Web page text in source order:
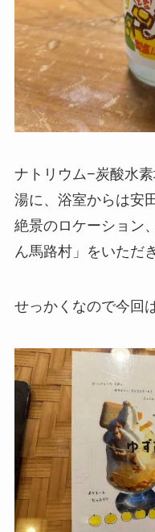
ナトリウム−炭酸水
湯に、浴室からは安
絶景のロケーション
ん馬路村」をいただ
せっかくなので今回